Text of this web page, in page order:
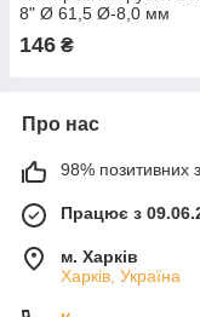
8" Ø 61,5 Ø-8,0 мм
(Poland)
146 ₴
Про нас
98% позитивних з
Працює з
м. Харків
Харків, Україна